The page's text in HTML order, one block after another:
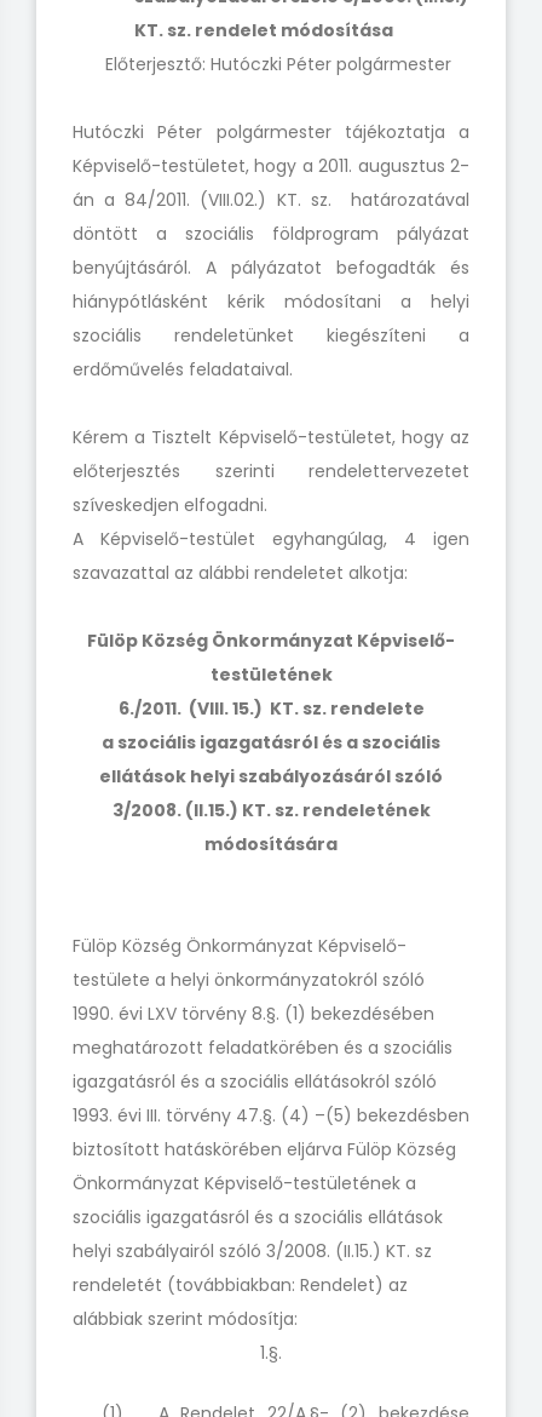
KT. sz. rendelet módosítása
Előterjesztő: Hutóczki Péter polgármester
Hutóczki Péter polgármester tájékoztatja a
Képviselő-testületet, hogy a 2011. augusztus 2-
án a 84/2011. (VIII.02.) KT. sz. határozatával
döntött a szociális földprogram pályázat
benyújtásáról. A pályázatot befogadták és
hiánypótlásként kérik módosítani a helyi
szociális rendeletünket kiegészíteni a
erdőművelés feladataival.
Kérem a Tisztelt Képviselő-testületet, hogy az
előterjesztés szerinti rendelettervezetet
szíveskedjen elfogadni.
A Képviselő-testület egyhangúlag, 4 igen
szavazattal az alábbi rendeletet alkotja:
Fülöp Község Önkormányzat Képviselő-
testületének
6./2011. (VIII. 15.) KT. sz. rendelete
a szociális igazgatásról és a szociális
ellátások helyi szabályozásáról szóló
3/2008. (II.15.) KT. sz. rendeletének
módosítására
Fülöp Község Önkormányzat Képviselő-
testülete a helyi önkormányzatokról szóló
1990. évi LXV törvény 8.§. (1) bekezdésében
meghatározott feladatkörében és a szociális
igazgatásról és a szociális ellátásokról szóló
1993. évi III. törvény 47.§. (4) –(5) bekezdésben
biztosított hatáskörében eljárva Fülöp Község
Önkormányzat Képviselő-testületének a
szociális igazgatásról és a szociális ellátások
helyi szabályairól szóló 3/2008. (II.15.) KT. sz
rendeletét (továbbiakban: Rendelet) az
alábbiak szerint módosítja:
1.§.